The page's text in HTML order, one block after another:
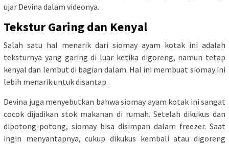
ujar Devina dalam videonya.
Tekstur Garing dan Kenyal
Salah satu hal menarik dari siomay ayam kotak ini adalah
teksturnya yang garing di luar ketika digoreng, namun tetap
kenyal dan lembut di bagian dalam. Hal ini membuat siomay ini
lebih menarik untuk disantap.
Devina juga menyebutkan bahwa siomay ayam kotak ini sangat
cocok dijadikan stok makanan di rumah. Setelah dikukus dan
dipotong-potong, siomay bisa disimpan dalam freezer. Saat
ingin menyantapnya, cukup dikukus kembali atau digoreng